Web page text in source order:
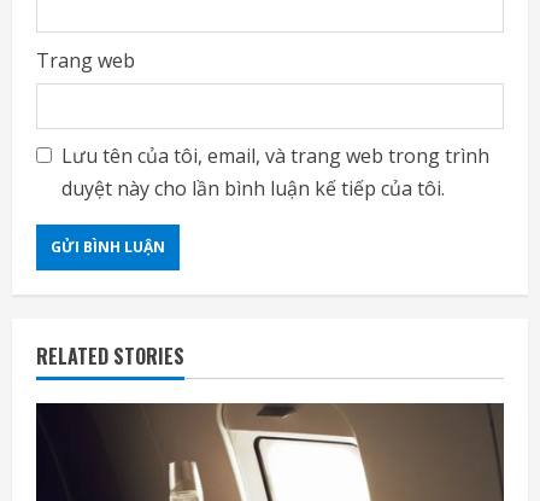
Trang web
Lưu tên của tôi, email, và trang web trong trình
duyệt này cho lần bình luận kế tiếp của tôi.
RELATED STORIES